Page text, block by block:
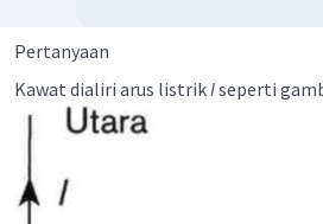
Pertanyaan
Kawat dialiri arus listrikIseperti